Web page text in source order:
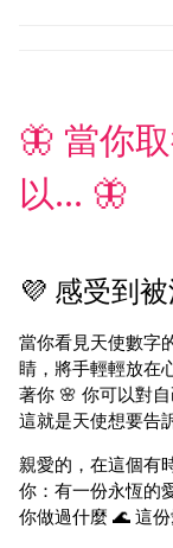
🦋 當你
以... 🦋
💜 感受到
當你看見天使數字
睛，將手輕輕放在
著你 🌸 你可以對
這就是天使想要告
親愛的，在這個有
你：有一份永恆的
你做過什麼 🌊 這